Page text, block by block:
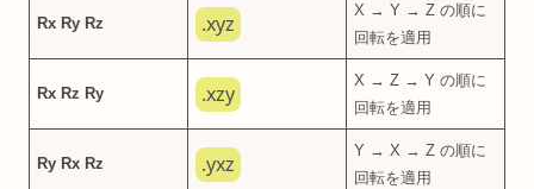
Rx Ry Rz .xyz
X → Y → Z の順に
回転を適用
Rx Rz Ry .xzy
X → Z → Y の順に
回転を適用
Ry Rx Rz .yxz
Y → X → Z の順に
回転を適用